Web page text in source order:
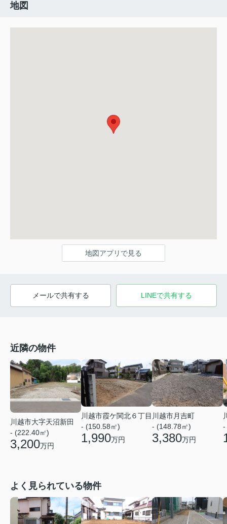
地図
地図アプリで見る
メールで共有する LINEで共有する
近隣の物件
川越市大字天沼新田
- (222.40㎡)
3,200万円
川越市霞ケ関北６丁目
- (150.58㎡)
1,990万円
川越市月吉町
- (148.78㎡)
3,380万円
-
よく見られている物件